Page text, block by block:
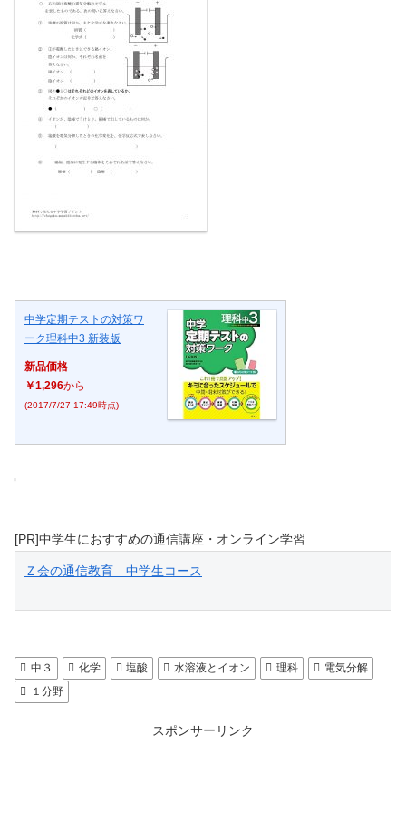
中学定期テストの対策ワ
ーク理科中3 新装版
新品価格
￥1,296から
(2017/7/27 17:49時点)
[PR]中学生におすすめの通信講座・オンライン学習
Ｚ会の通信教育　中学生コース
中３ 化学 塩酸 水溶液とイオン 理科
電気分解
１分野
スポンサーリンク